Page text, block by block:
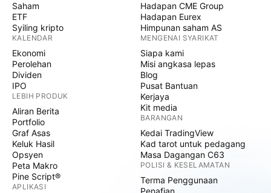
Saham
ETF
Syiling kripto
KALENDAR
Ekonomi
Perolehan
Dividen
IPO
LEBIH PRODUK
Aliran Berita
Portfolio
Graf Asas
Keluk Hasil
Opsyen
Peta Makro
Pine Script®
APLIKASI
Hadapan CME Group
Hadapan Eurex
Himpunan saham AS
MENGENAI SYARIKAT
Siapa kami
Misi angkasa lepas
Blog
Pusat Bantuan
Kerjaya
Kit media
BARANGAN
Kedai TradingView
Kad tarot untuk pedagang
Masa Dagangan C63
POLISI & KESELAMATAN
Terma Penggunaan
Penafian